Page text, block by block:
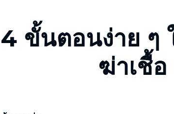
4 ขั้นตอนง่าย ๆ
ฆ่าเชื้